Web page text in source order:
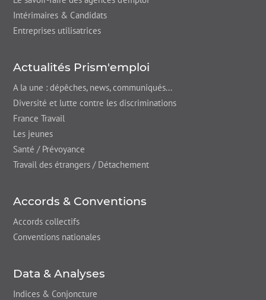
Intérimaires & Candidats
Entreprises utilisatrices
Actualités Prism'emploi
A la une : dépêches, news, communiqués...
Diversité et lutte contre les discriminations
France Travail
Les jeunes
Santé / Prévoyance
Travail des étrangers / Détachement
Accords & Conventions
Accords collectifs
Conventions nationales
Data & Analyses
Indices & Conjoncture